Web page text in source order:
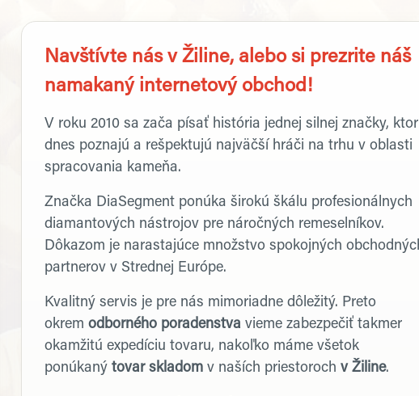
Profil firmy
Navštívte nás v Žiline, alebo si prezrite náš
namakaný internetový obchod!
V roku 2010 sa zača písať história jednej silnej značky,
dnes poznajú a rešpektujú najväčší hráči na trhu v oblasti
spracovania kameňa.
Značka DiaSegment ponúka širokú škálu profesionálnych
diamantových nástrojov pre náročných remeselníkov.
Dôkazom je narastajúce množstvo spokojných
partnerov v Strednej Európe.
Kvalitný servis je pre nás mimoriadne dôležitý. Preto
okrem odborného poradenstva vieme zabezpečiť takmer
okamžitú expedíciu tovaru, nakoľko máme všetok
ponúkaný tovar skladomv naších priestoroch v Žiline.